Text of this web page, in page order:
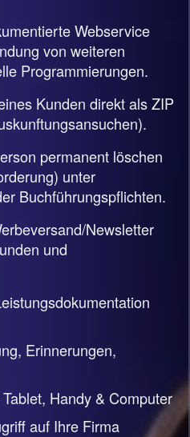
Webservice
von weiteren
Programmierungen.
Kunden direkt als ZIP
permanent löschen
unter
Buchführungspflichten.
Newsletter
und
Erinnerungen,
Handy & Computer
auf Ihre Firma